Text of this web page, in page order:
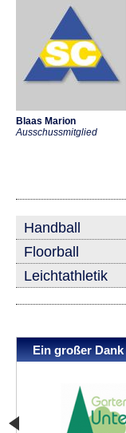
Blaas Marion
Ausschussmitglied
Handball
Floorball
Leichtathletik
Ein großer